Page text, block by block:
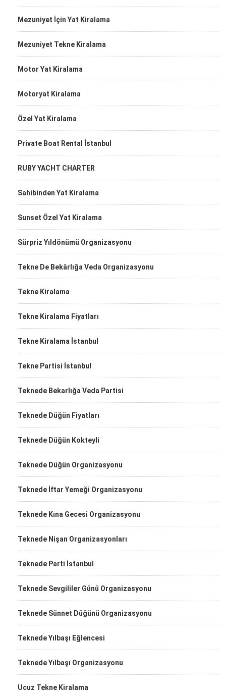
Mezuniyet İçin Yat Kiralama
Mezuniyet Tekne Kiralama
Motor Yat Kiralama
Motoryat Kiralama
Özel Yat Kiralama
Private Boat Rental İstanbul
RUBY YACHT CHARTER
Sahibinden Yat Kiralama
Sunset Özel Yat Kiralama
Sürpriz Yıldönümü Organizasyonu
Tekne De Bekârlığa Veda Organizasyonu
Tekne Kiralama
Tekne Kiralama Fiyatları
Tekne Kiralama İstanbul
Tekne Partisi İstanbul
Teknede Bekarlığa Veda Partisi
Teknede Düğün Fiyatları
Teknede Düğün Kokteyli
Teknede Düğün Organizasyonu
Teknede İftar Yemeği Organizasyonu
Teknede Kına Gecesi Organizasyonu
Teknede Nişan Organizasyonları
Teknede Parti İstanbul
Teknede Sevgililer Günü Organizasyonu
Teknede Sünnet Düğünü Organizasyonu
Teknede Yılbaşı Eğlencesi
Teknede Yılbaşı Organizasyonu
Ucuz Tekne Kiralama